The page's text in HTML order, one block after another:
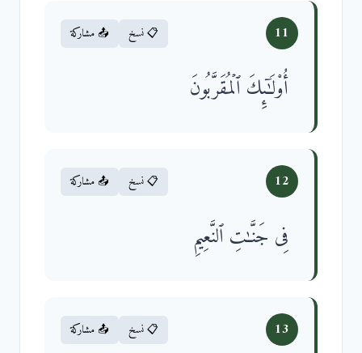
11 📋 نسخ 📤 مشاركة
أُو۟لَـٰۤىِٕكَ ٱلۡمُقَرَّبُونَ
12 📋 نسخ 📤 مشاركة
فِی جَنَّـٰتِ ٱلنَّعِیمِ
13 📋 نسخ 📤 مشاركة